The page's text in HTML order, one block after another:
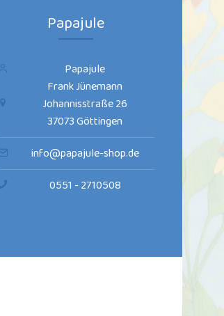
Papajule
Papajule
Frank Jünemann
Johannisstraße 26
37073 Göttingen
info@papajule-shop.de
0551 - 2710508